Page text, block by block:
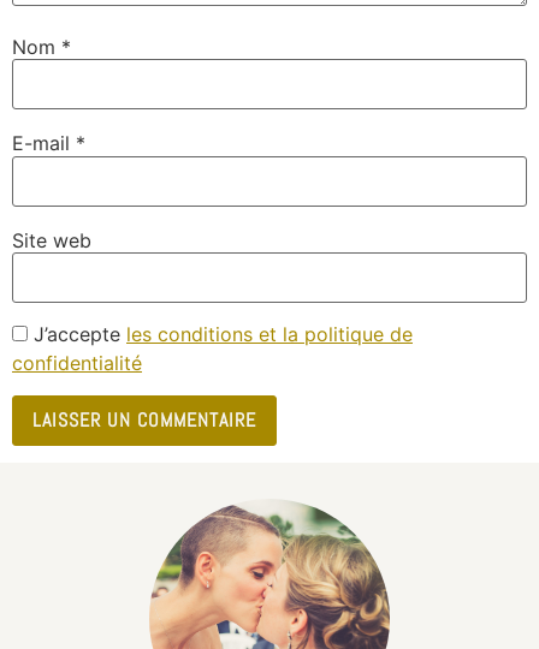
Nom *
E-mail *
Site web
J’accepte les conditions et la politique de
confidentialité